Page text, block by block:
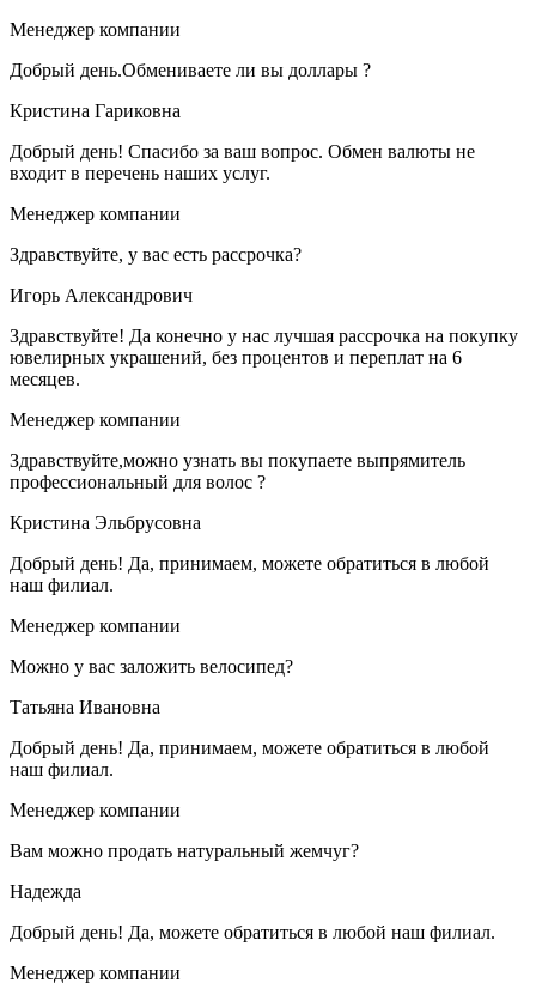
Менеджер компании
Добрый день.Обмениваете ли вы доллары ?
Кристина Гариковна
Добрый день! Спасибо за ваш вопрос. Обмен валюты не
входит в перечень наших услуг.
Менеджер компании
Здравствуйте, у вас есть рассрочка?
Игорь Александрович
Здравствуйте! Да конечно у нас лучшая рассрочка на покупку
ювелирных украшений, без процентов и переплат на 6
месяцев.
Менеджер компании
Здравствуйте,можно узнать вы покупаете выпрямитель
профессиональный для волос ?
Кристина Эльбрусовна
Добрый день! Да, принимаем, можете обратиться в любой
наш филиал.
Менеджер компании
Можно у вас заложить велосипед?
Татьяна Ивановна
Добрый день! Да, принимаем, можете обратиться в любой
наш филиал.
Менеджер компании
Вам можно продать натуральный жемчуг?
Надежда
Добрый день! Да, можете обратиться в любой наш филиал.
Менеджер компании